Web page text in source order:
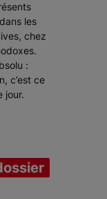
les
chez
:
c’est ce
jour.